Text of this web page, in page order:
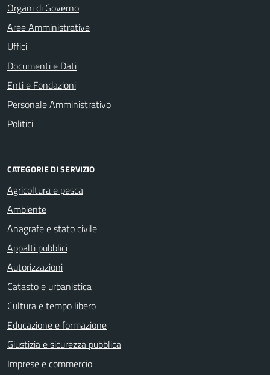
Organi di Governo
Aree Amministrative
Uffici
Documenti e Dati
Enti e Fondazioni
Personale Amministrativo
Politici
CATEGORIE DI SERVIZIO
Agricoltura e pesca
Ambiente
Anagrafe e stato civile
Appalti pubblici
Autorizzazioni
Catasto e urbanistica
Cultura e tempo libero
Educazione e formazione
Giustizia e sicurezza pubblica
Imprese e commercio